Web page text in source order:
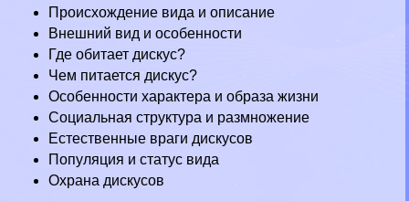
Происхождение вида и описание
Внешний вид и особенности
Где обитает дискус?
Чем питается дискус?
Особенности хаpaктера и образа жизни
Социальная структура и размножение
Естественные враги дискусов
Популяция и статус вида
Охрана дискусов